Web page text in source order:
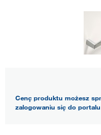
Cenę produktu możesz
zalogowaniu się do